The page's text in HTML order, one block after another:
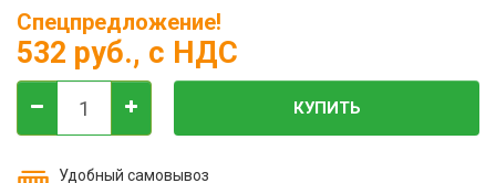
Спецпредложение!
532 руб., с НДС
КУПИТЬ
Удобный самовывоз